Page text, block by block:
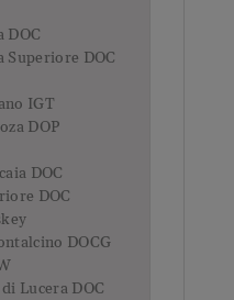
DOC
Superiore DOC
IGT
DOP
DOC
DOC
DOCG
Lucera DOC